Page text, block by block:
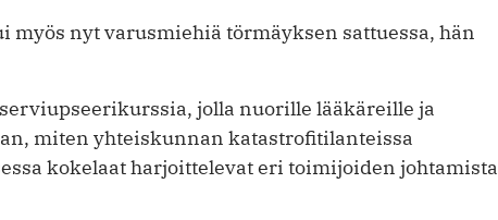
myös nyt varusmiehiä törmäyksen sattuessa, hän
jolla nuorille lääkäreille ja
miten yhteiskunnan katastrofitilanteissa
kokelaat harjoittelevat eri toimijoiden johtamista